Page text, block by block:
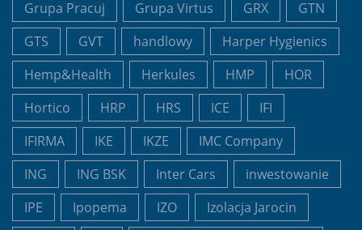
Grupa Pracuj Grupa Virtus GRX
GTN
GTS
GVT handlowy
Harper Hygienics
Hemp&Health
Herkules HMP
HOR
Hortico
HRP HRS ICE
IFI
IFIRMA
IKE IKZE
IMC Company
ING
ING BSK Inter Cars
inwestowanie
IPE
Ipopema IZO
Izolacja Jarocin